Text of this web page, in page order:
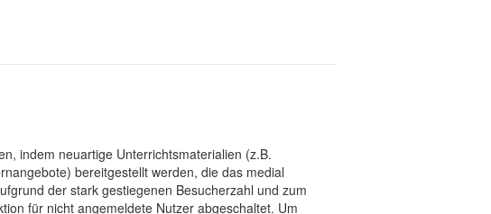
indem neuartige Unterrichtsmaterialien (z.B.
bereitgestellt werden, die das medial
der stark gestiegenen Besucherzahl und zum
für nicht angemeldete Nutzer abgeschaltet. Um